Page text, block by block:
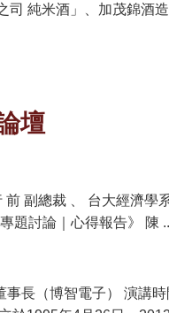
司 純米酒」、加茂錦酒
壇
副總裁 、 台大經濟學
題討論｜心得報告》 陳
長（博智電子） 演講